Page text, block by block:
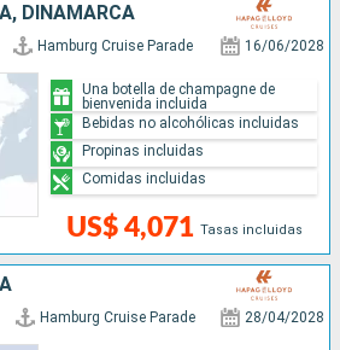
DINAMARCA
Hamburg Cruise Parade 16/06/2028
US$ 4,071 Tasas incluidas
Una botella de champagne de
bienvenida incluida
Bebidas no alcohólicas incluidas
Propinas incluidas
Comidas incluidas
Hamburg Cruise Parade 28/04/2028